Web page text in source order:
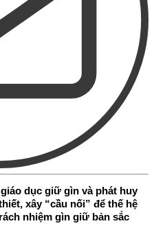
dục giữ gìn và phát huy
xây “cầu nối” để thế hệ
nhiệm gìn giữ bản sắc